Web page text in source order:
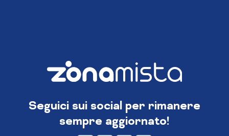
Seguici sui social per rimanere
sempre aggiornato!